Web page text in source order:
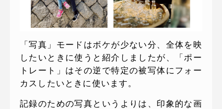
「写真」モードはボケが少ない分、全体を映
したいときに使うと紹介しましたが、「ポー
トレート」はその逆で特定の被写体にフォー
カスしたいときに使います。
記録のための写真というよりは、印象的な画